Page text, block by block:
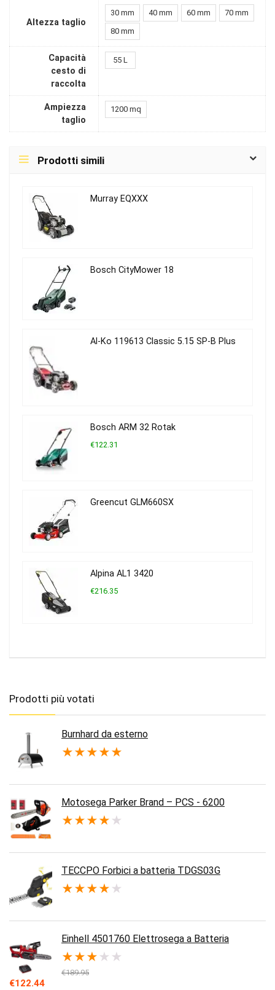
Altezza taglio
30 mm 40 mm 60 mm
70 mm
80 mm
Capacità
cesto di
raccolta
55 L
Ampiezza
taglio
1200 mq
Prodotti simili
Murray EQXXX
Bosch CityMower 18
Al-Ko 119613 Classic 5.15 SP-B Plus
Bosch ARM 32 Rotak
€122.31
Greencut GLM660SX
Alpina AL1 3420
€216.35
Prodotti più votati
Burnhard da esterno
★★★★★
Motosega Parker Brand – PCS - 6200
★★★★ ★
TECCPO Forbici a batteria TDGS03G
★★★★ ★
Einhell 4501760 Elettrosega a Batteria
★★★ ★ ★
€189.95
Il
€122.44Il